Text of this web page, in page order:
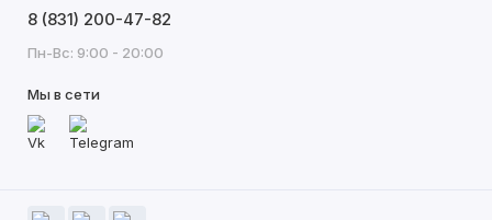
8 (831) 200-47-82
Пн-Вс: 9:00 - 20:00
Мы в сети